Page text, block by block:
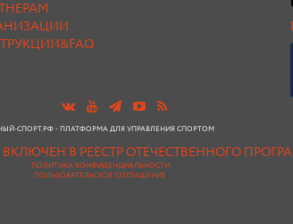
СПОРТ.РФ - ПЛАТФОРМА ДЛЯ УПРАВЛЕНИЯ СПОРТОМ
В РЕЕСТР ОТЕЧЕСТВЕННОГО
ПОЛИТИКА КОНФИДЕНЦИАЛЬНОСТИ
ПОЛЬЗОВАТЕЛЬСКОЕ СОГЛАШЕНИЕ